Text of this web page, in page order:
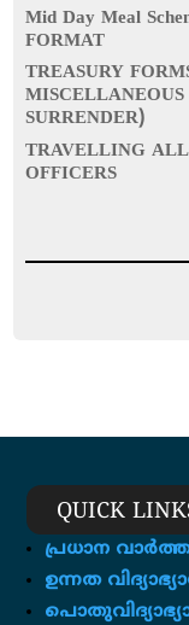
Mid Day Meal
FORMAT
TREASURY
SURRENDER)
TRAVELLING
OFFICERS
QUICK
പ്രധാന
ഉന്നത